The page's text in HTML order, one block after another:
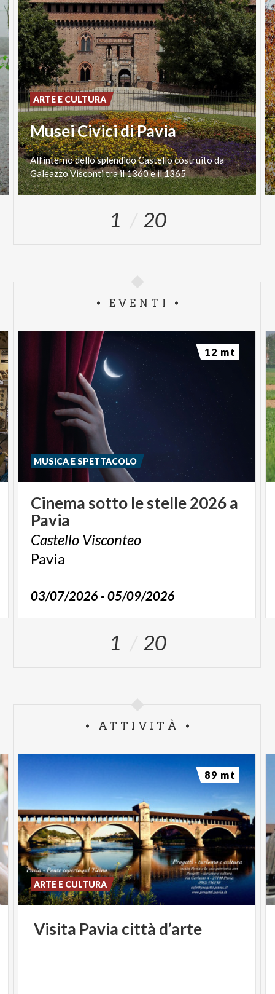
Musei Civici di Pavia
All’internodellosplendidoCastellocostruitoda
GaleazzoViscontitrail1360eil1365
ARTE E CULTURA
1 20
EVENTI
Cinema sotto lestelle2026a
Pavia
Castello Visconteo
Pavia
03/07/2026 - 05/09/2026
MUSICA E SPETTACOLO
12 mt
1 20
ATTIVITÀ
Visita Pavia città d’arte
ARTE E CULTURA
89 mt